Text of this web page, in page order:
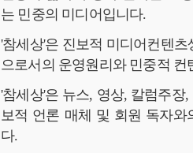
는 민중의 미디어입니다.
'참세상'은 진보적 미디어컨텐
으로서의 운영원리와 민중적
'참세상'은 뉴스, 영상, 칼럼주
보적 언론 매체 및 회원 독자와
다.